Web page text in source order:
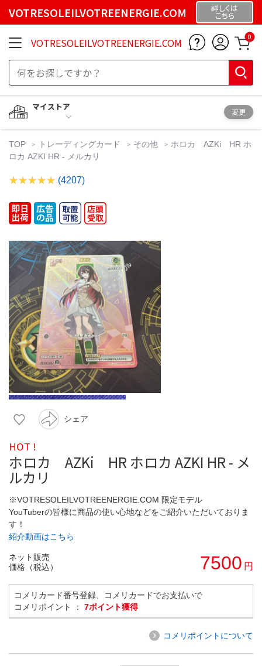
VOTRESOLEILVOTREENERGIE.COM 詳しくは
こちら
VOTRESOLEILVOTREENERGIE.COM 0
マイストア
変更
TOP トレーディングカード その他
ホロカ AZKi HR ホ
ロカ AZKI HR - メルカリ
(4207)
シェア
HOT !
ホロカ AZKi HR ホロカ AZKI HR - メ
ルカリ
※VOTRESOLEILVOTREENERGIE.COM 限定モデル
YouTuberの皆様に商品の使い心地などをご紹介いただいておりま
す！
紹介動画はこちら
ネット販売
価格（税込）
7500 円
コメリカード番号登録、コメリカードでお支払いで
コメリポイント ： 7ポイント獲得
コメリポイントについて